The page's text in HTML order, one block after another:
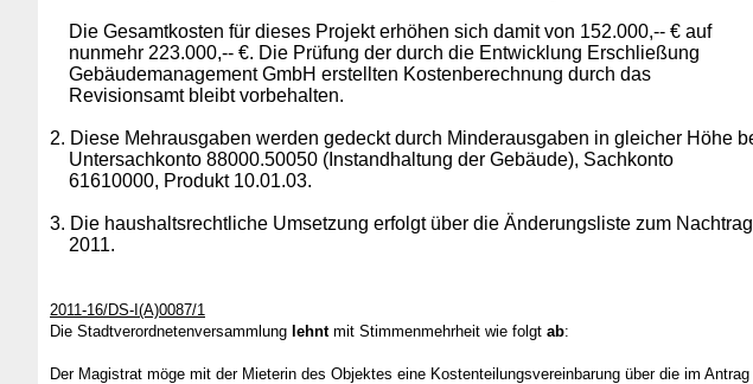
Die Gesamtkosten für dieses Projekt erhöhen sich damit von 152.000,-- € auf
nunmehr 223.000,-- €. Die Prüfung der durch die Entwicklung Erschließung
Gebäudemanagement GmbH erstellten Kostenberechnung durch das
Revisionsamt bleibt vorbehalten.
2. Diese Mehrausgaben werden gedeckt durch Minderausgaben in gleicher Höhe
Untersachkonto 88000.50050 (Instandhaltung der Gebäude), Sachkonto
61610000, Produkt 10.01.03.
3. Die haushaltsrechtliche Umsetzung erfolgt über die Änderungsliste zum Nachtrag
2011.
2011-16/DS-I(A)0087/1
Die Stadtverordnetenversammlung lehnt mit Stimmenmehrheit wie folgt ab:
Der Magistrat möge mit der Mieterin des Objektes eine Kostenteilungsvereinbarung über die im